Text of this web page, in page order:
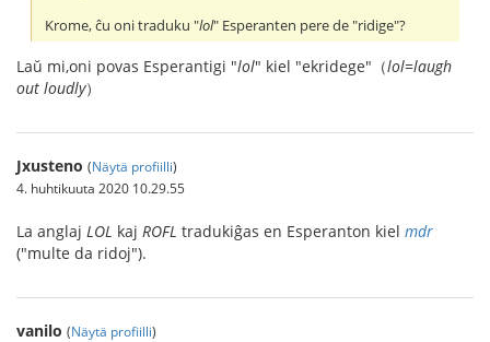
Krome, ĉu oni traduku "lol" Esperanten pere de "ridige"?
Laŭ mi,oni povas Esperantigi "lol" kiel "ekridege"（lol=laugh
out loudly）
Jxusteno (Näytä profiilli)
4. huhtikuuta 2020 10.29.55
La anglaj LOL kaj ROFL tradukiĝas en Esperanton kiel mdr
("multe da ridoj").
vanilo (Näytä profiilli)